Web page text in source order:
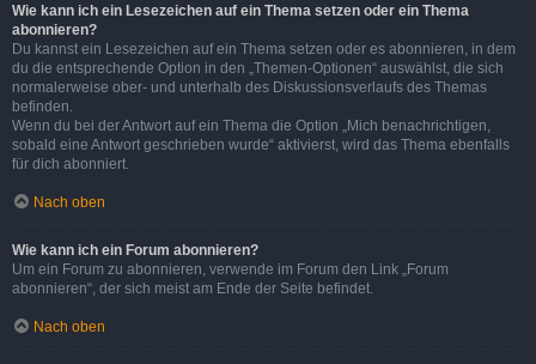
Wie kann ich ein Lesezeichen auf ein Thema setzen oder ein Thema
abonnieren?
Du kannst ein Lesezeichen auf ein Thema setzen oder es abonnieren, in dem
du die entsprechende Option in den „Themen-Optionen“ auswählst, die sich
normalerweise ober- und unterhalb des Diskussionsverlaufs des Themas
befinden.
Wenn du bei der Antwort auf ein Thema die Option „Mich benachrichtigen,
sobald eine Antwort geschrieben wurde“ aktivierst, wird das Thema ebenfalls
für dich abonniert.
Nach oben
Wie kann ich ein Forum abonnieren?
Um ein Forum zu abonnieren, verwende im Forum den Link „Forum
abonnieren“, der sich meist am Ende der Seite befindet.
Nach oben